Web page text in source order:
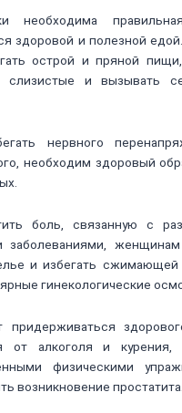
необходима
здоровой и полезной
острой и пряной
и вызывать
нервного
необходим здоровый
боль, связанную с
заболеваниями,
и избегать
гинекологические
придерживаться
от алкоголя и
физическими
возникновение простатита.